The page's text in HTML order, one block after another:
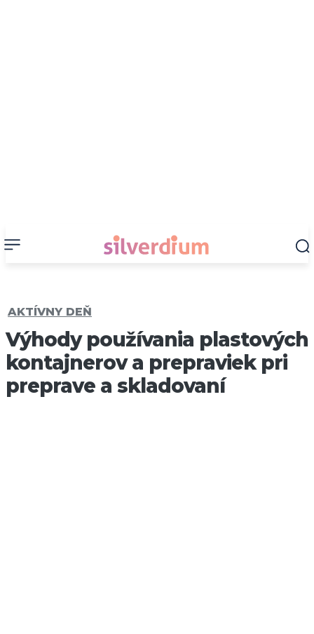
AKTÍVNY DEŇ
Výhody používania plastových
kontajnerov a prepraviek pri
preprave a skladovaní